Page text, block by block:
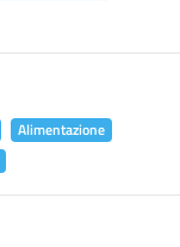
Alimentazione